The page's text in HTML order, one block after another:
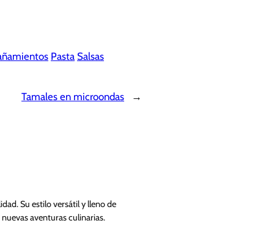
Pasta Salsas
Tamales en microondas →
Su estilo versátil y lleno de
aventuras culinarias.